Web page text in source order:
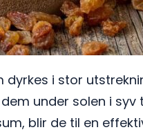
i stor
under solen i
blir de til en